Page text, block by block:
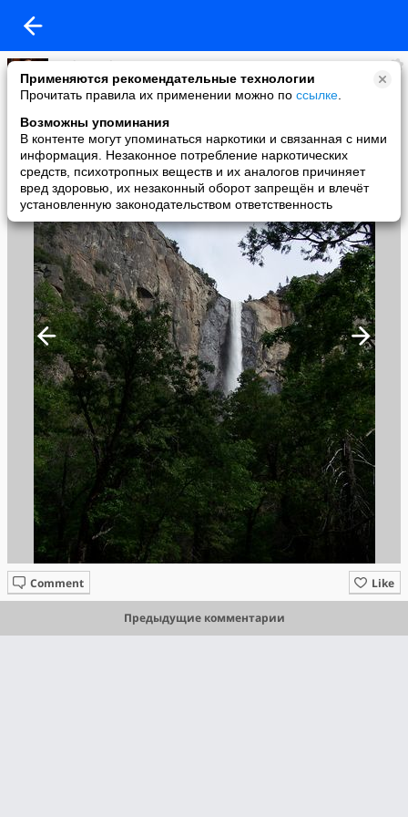
Применяются рекомендательные технологии
Прочитать правила их применении можно по ссылке
Возможны упоминания
В контенте могут упоминаться наркотики и связанная с ними
информация. Незаконное потребление наркотических
средств, психотропных веществ и их аналогов причиняет
вред здоровью, их незаконный оборот запрещён и влечёт
установленную законодательством ответственность
Andrey Sokurov
added a photo
22 Jun в 07:53
Like
Comment
Предыдущие комментарии